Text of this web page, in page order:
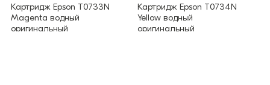
Картридж Epson T0733N
Magenta водный
оригинальный
Картридж Epson T0734N
Yellow водный
оригинальный